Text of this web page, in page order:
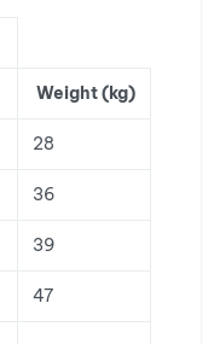
Weight (kg)
28
36
39
47